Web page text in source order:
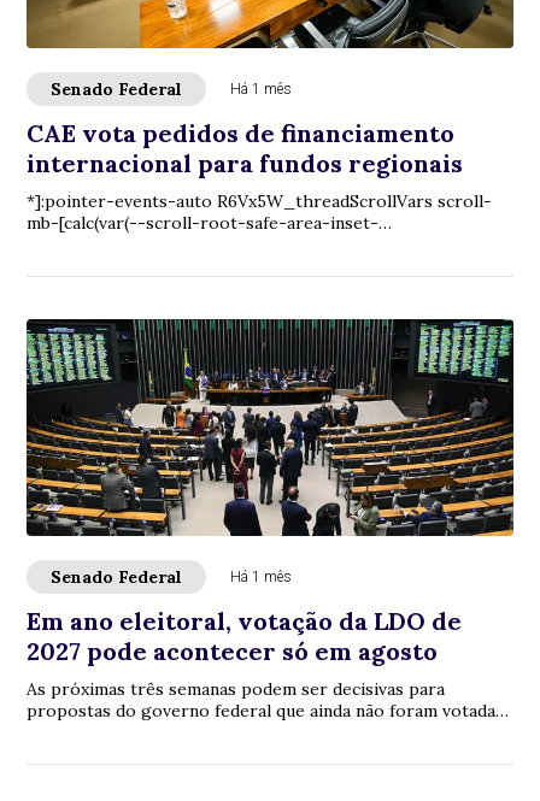
Senado Federal Há 1 mês
CAE vota pedidos de financiamento
internacional para fundos regionais
*]:pointer-events-auto R6Vx5W_threadScrollVars scroll-
mb-[calc(var(--scroll-root-safe-area-inset-
Senado Federal Há 1 mês
Em ano eleitoral, votação da LDO de
2027 pode acontecer só em agosto
As próximas três semanas podem ser decisivas para
propostas do governo federal que ainda não foram votadas